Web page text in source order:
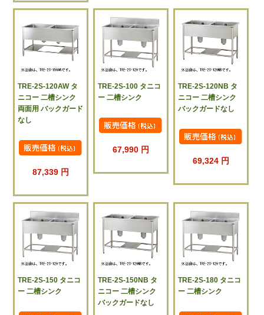
TRE-2S-120AW タ
ニコー 二槽シンク
両面用 バックガード
なし
87,339 円
TRE-2S-100 タニコ
ー 二槽シンク
67,990 円
TRE-2S-120NB タ
ニコー 二槽シンク
バックガードなし
69,324 円
TRE-2S-150 タニコ
ー 二槽シンク
TRE-2S-150NB タ
ニコー 二槽シンク
バックガードなし
TRE-2S-180 タニコ
ー 二槽シンク